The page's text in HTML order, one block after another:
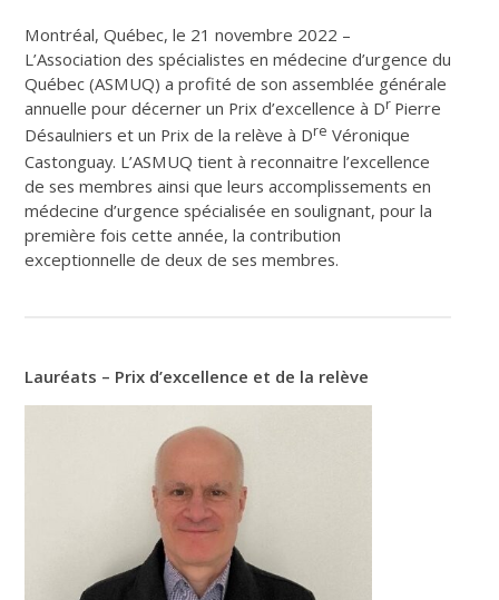
Montréal, Québec, le 21 novembre 2022 –
L’Association des spécialistes en médecine d’urgence du
Québec (ASMUQ) a profité de son assemblée générale
annuelle pour décerner un Prix d’excellence à Dr Pierre
Désaulniers et un Prix de la relève à Dre Véronique
Castonguay. L’ASMUQ tient à reconnaitre l’excellence
de ses membres ainsi que leurs accomplissements en
médecine d’urgence spécialisée en soulignant, pour la
première fois cette année, la contribution
exceptionnelle de deux de ses membres.
Lauréats – Prix d’excellence et de la relève